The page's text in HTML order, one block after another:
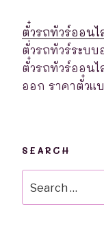
ตั๋วรถทัวร์ออนไ
ตั่วรถทัวร์ระบ
ตั๋วรถทัวร์ออนไ
ออก ราคาตั๋วแ
SEARCH
for: